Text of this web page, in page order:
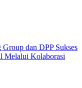
dan DPP Sukses
Melalui Kolaborasi